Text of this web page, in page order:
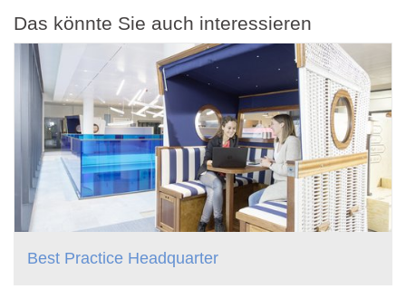
Das könnte Sie auch interessieren
Best Practice Headquarter